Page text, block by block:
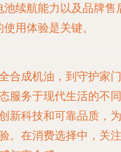
续航能力以及品牌售
用体验是关键。
合成机油，到守护家门
服务于现代生活的不同
新科技和可靠品质，为
。在消费选择中，关注